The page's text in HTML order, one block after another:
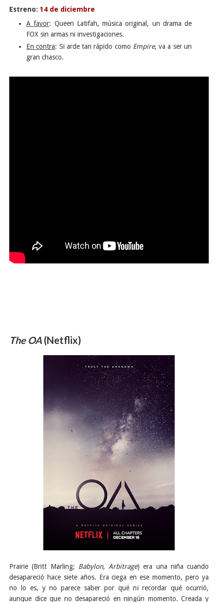
Estreno: 14 de diciembre
A favor: Queen Latifah, música original, un drama de
FOX sin armas ni investigaciones.
En contra: Si arde tan rápido como Empire, va a ser un
gran chasco.
The OA (Netflix)
Prairie (Britt Marling; Babylon, Arbitrage) era una niña cuando
desapareció hace siete años. Era ciega en ese momento, pero ya
no lo es, y no parece saber por qué ni recordar qué ocurrió,
aunque dice que no desapareció en ningún momento. Creada y